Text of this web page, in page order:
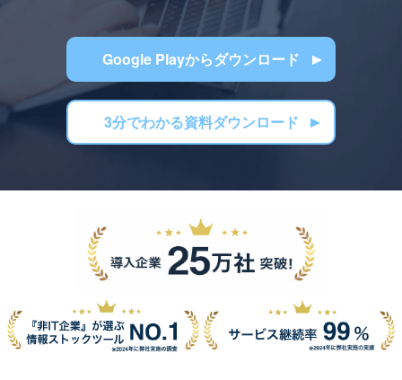
Google Playからダウンロード
3分でわかる資料ダウンロード